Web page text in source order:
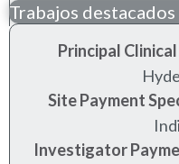
Trabajos destacados
Principal
Site Payment
Investigator